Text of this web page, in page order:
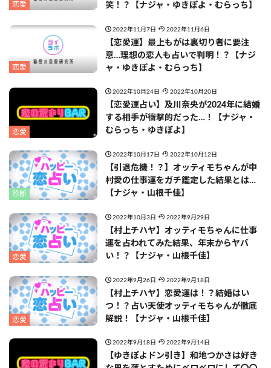
恋愛
笑！？【ナジャ・ゆきぽよ・むらっち】
恋愛
2022年11月7日 2022年11月6日
【恋愛運】最上もがは裏切り者に要注
意…理想の恋人も占いで判明！？【ナジ
ャ・ゆきぽよ・むらっち】
恋愛
2022年10月24日 2022年10月20日
【恋愛運占い】及川奈央が2024年に結婚
する相手が衝撃的だった…！【ナジャ・
むらっち・ゆきぽよ】
診断
2022年10月17日 2022年10月12日
【引退危機！？】オッティモちゃんが中
村愛の仕事運をガチ鑑定した結果とは…
【ナジャ・山根千佳】
恋愛
2022年10月3日 2022年9月29日
【村上チハヤ】オッティモちゃんに仕事
運を占われてみた結果、年末からヤバ
い！？【ナジャ・山根千佳】
恋愛
2022年9月26日 2022年9月18日
【村上チハヤ】恋愛運は！？結婚はい
つ！？占い天使オッティモちゃんが徹底
解説！【ナジャ・山根千佳】
2022年9月18日 2022年9月14日
【ゆきぽよドン引き】和地つかさは好き